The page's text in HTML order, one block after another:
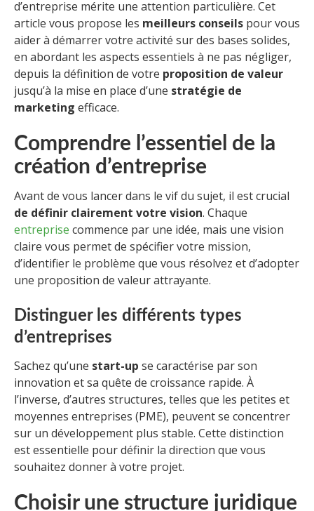
d’entreprise mérite une attention particulière. Cet
article vous propose les meilleurs conseils pour vous
aider à démarrer votre activité sur des bases solides,
en abordant les aspects essentiels à ne pas négliger,
depuis la définition de votre proposition de valeur
jusqu’à la mise en place d’une stratégie de
marketing efficace.
Comprendre l’essentiel de la
création d’entreprise
Avant de vous lancer dans le vif du sujet, il est crucial
de définir clairement votre vision. Chaque
entreprise commence par une idée, mais une vision
claire vous permet de spécifier votre mission,
d’identifier le problème que vous résolvez et d’adopter
une proposition de valeur attrayante.
Distinguer les différents types
d’entreprises
Sachez qu’une start-up se caractérise par son
innovation et sa quête de croissance rapide. À
l’inverse, d’autres structures, telles que les petites et
moyennes entreprises (PME), peuvent se concentrer
sur un développement plus stable. Cette distinction
est essentielle pour définir la direction que vous
souhaitez donner à votre projet.
Choisir une structure juridique